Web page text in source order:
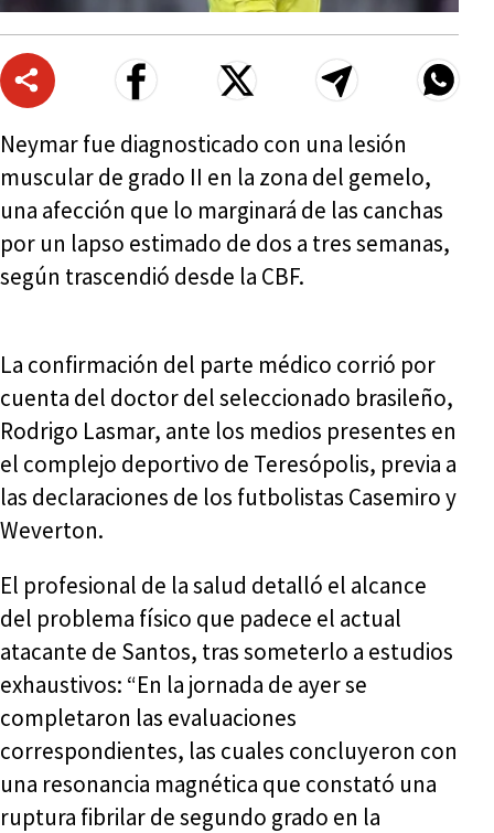
Neymar fue diagnosticado con una lesión
muscular de grado II en la zona del gemelo,
una afección que lo marginará de las canchas
por un lapso estimado de dos a tres semanas,
según trascendió desde la CBF.
La confirmación del parte médico corrió por
cuenta del doctor del seleccionado brasileño,
Rodrigo Lasmar, ante los medios presentes en
el complejo deportivo de Teresópolis, previa a
las declaraciones de los futbolistas Casemiro y
Weverton.
El profesional de la salud detalló el alcance
del problema físico que padece el actual
atacante de Santos, tras someterlo a estudios
exhaustivos: “En la jornada de ayer se
completaron las evaluaciones
correspondientes, las cuales concluyeron con
una resonancia magnética que constató una
ruptura fibrilar de segundo grado en la